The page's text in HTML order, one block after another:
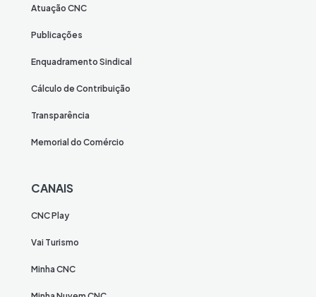
Atuação CNC
Publicações
Enquadramento Sindical
Cálculo de Contribuição
Transparência
Memorial do Comércio
CANAIS
CNC Play
Vai Turismo
Minha CNC